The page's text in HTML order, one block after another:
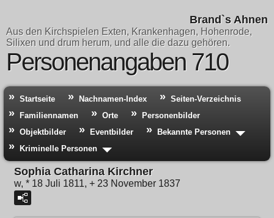
Brand`s Ahnen
Aus den Kirchspielen Exten, Krankenhagen, Hohenrode,
Silixen und drum herum, und alle die dazu gehören.
Personenangaben 710
Startseite Nachnamen-Index
Seiten-Verzeichnis
Familiennamen
Orte
Personenbilder
Objektbilder
Eventbilder
Bekannte Personen
Kriminelle Personen
Sophia Catharina Kirchner
w, * 18 Juli 1811, + 23 November 1837